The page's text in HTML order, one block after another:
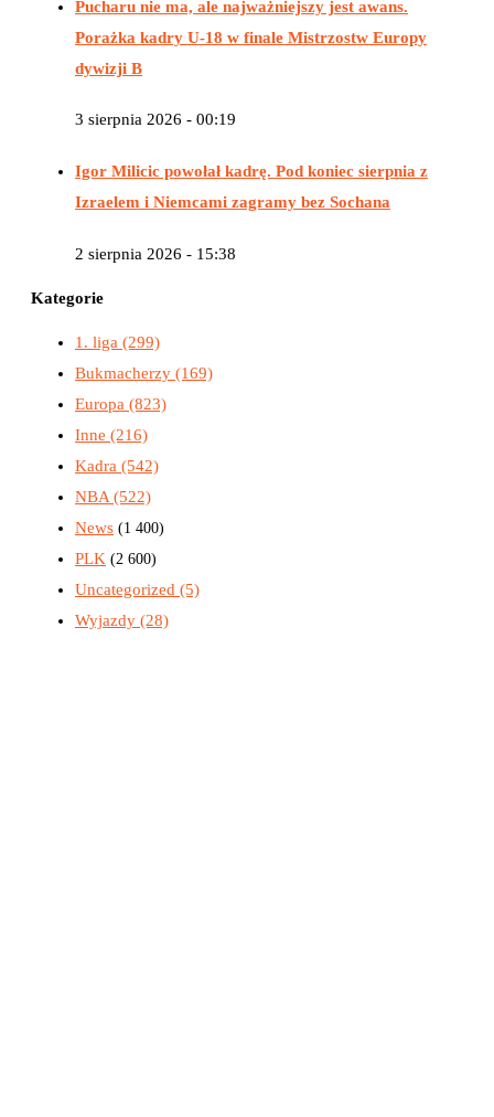
Pucharu nie ma, ale najważniejszy jest awans.
Porażka kadry U-18 w finale Mistrzostw Europy
dywizji B
3 sierpnia 2026 - 00:19
Igor Milicic powołał kadrę. Pod koniec sierpnia z
Izraelem i Niemcami zagramy bez Sochana
2 sierpnia 2026 - 15:38
Kategorie
1. liga (299)
Bukmacherzy (169)
Europa (823)
Inne (216)
Kadra (542)
NBA(522)
News (1 400)
PLK (2 600)
Uncategorized (5)
Wyjazdy (28)